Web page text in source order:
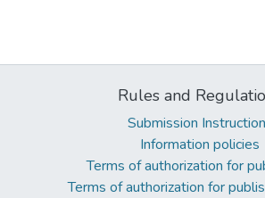
Rules and
Submission
Information policies
Terms of authorization for
Terms of authorization for